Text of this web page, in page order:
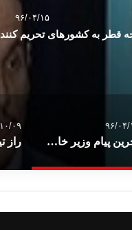
۹۶/۰۴/۱۵
قطر به کشورهای تحریم
۰۴/۱۵
آخرین پیام وزیر خارجه قطر به کشورهای تحریم کننده: اخوان المسلمین تروریست نیست
۹۵/